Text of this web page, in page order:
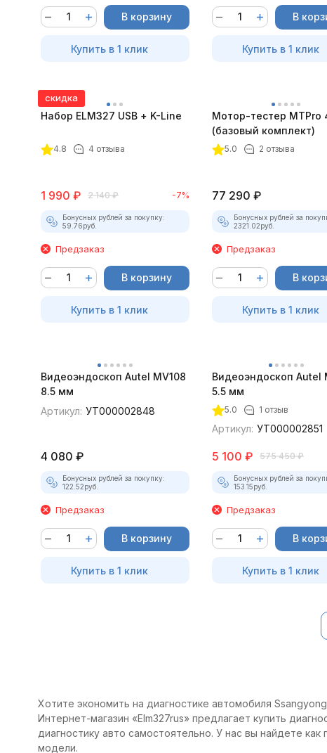
В корзину
Купить в 1 клик
В
Купить в 1 клик
скидка
Набор ELM327 USB + K-Line
4.8 4 отзыва
1 990 ₽ 2 140 ₽ -7%
Бонусных рублей за покупку:
59.76руб.
Предзаказ
В корзину
Купить в 1 клик
Мотор-тестер MTPro
(базовый комплект)
5.0 2 отзыва
77 290 ₽
Бонусных рублей за
2321.02руб.
Предзаказ
В
Купить в 1 клик
Видеоэндоскоп Autel MV108
8.5 мм
Артикул: УТ000002848
4 080 ₽
Бонусных рублей за покупку:
122.52руб.
Предзаказ
В корзину
Купить в 1 клик
Видеоэндоскоп Autel
5.5 мм
5.0 1 отзыв
Артикул: УТ000002851
5 100 ₽ 575 450 ₽
Бонусных рублей за
153.15руб.
Предзаказ
В
Купить в 1 клик
Хотите экономить на диагностике автомобиля
Интернет-магазин «Elm327rus» предлагает купить
диагностику авто самостоятельно. У нас вы найдете
модели.